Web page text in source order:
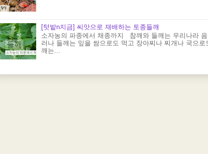
[텃밭n지금] 씨앗으로 재배하는 토종들깨
소자농의 파종에서 채종까지 참깨와 들깨는 우리나라
러나 들깨는 잎을 쌈으로도 먹고 장아찌나 찌개나 국으
깨는...